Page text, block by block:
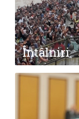
Întâlniri